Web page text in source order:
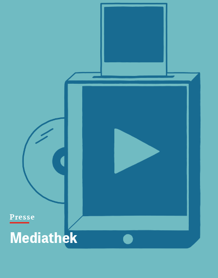
Presse
Mediathek